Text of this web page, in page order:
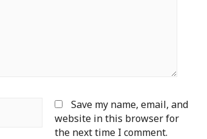
Save my name, email, and
website in this browser for
the next time I comment.